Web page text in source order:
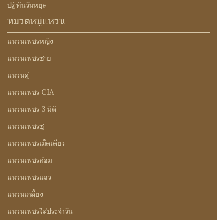
ปฏิทินวันหยุด
หมวดหมู่แหวน
แหวนเพชรหญิง
แหวนเพชรชาย
แหวนคู่
แหวนเพชร GIA
แหวนเพชร 3 มิติ
แหวนเพชรชู
แหวนเพชรเม็ดเดียว
แหวนเพชรล้อม
แหวนเพชรแถว
แหวนเกลี้ยง
แหวนเพชรใส่ประจำวัน